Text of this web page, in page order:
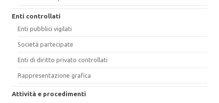
Enti controllati
Enti pubblici vigilati
Società partecipate
Enti di diritto privato controllati
Rappresentazione grafica
Attività e procedimenti